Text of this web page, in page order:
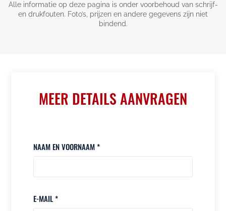
Alle informatie op deze pagina is onder voorbehoud van schrijf-
en drukfouten. Foto’s, prijzen en andere gegevens zijn niet
bindend.
MEER DETAILS AANVRAGEN
NAAM EN VOORNAAM *
E-MAIL *